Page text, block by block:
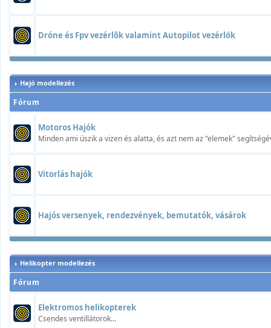
Dróne és Fpv vezérlõk valamint Autopilot vezérlők
Hajó modellezés
Fórum
Motoros Hajók
Minden ami úszik a vizen és alatta, és azt nem az "elemek"
Vitorlás hajók
Hajós versenyek, rendezvények, bemutatók, vásárok
Helikopter modellezés
Fórum
Elektromos helikopterek
Csendes ventillátorok...